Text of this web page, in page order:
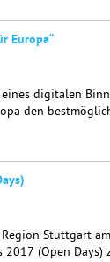
Europa“
digitalen
den
Stuttgart
(Open Days)